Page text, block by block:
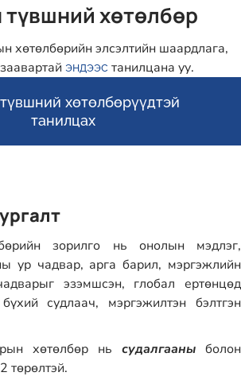
түвшний хөтөлбөр
хөтөлбөрийн элсэлтийн шаардлага,
эндээс танилцана уу.
хөтөлбөрүүдтэй
танилцах
зорилго нь онолын мэдлэг,
ур чадвар, арга барил, мэргэжлийн
эзэмшсэн, глобал ертөнцөд
судлаач, мэргэжилтэн бэлтгэн
хөтөлбөр нь судалгааны болон
төрөлтэй.